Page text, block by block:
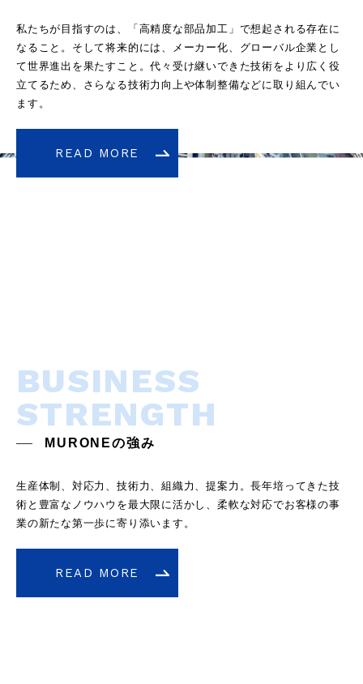
私たちが目指すのは、「高精度な部品加工」で想起される存在に
なること。そして将来的には、メーカー化、グローバル企業とし
て世界進出を果たすこと。代々受け継いできた技術をより広く役
立てるため、さらなる技術力向上や体制整備などに取り組んでい
ます。
READ MORE
BUSINESS
STRENGTH
MURONEの強み
生産体制、対応力、技術力、組織力、提案力。長年培ってきた技
術と豊富なノウハウを最大限に活かし、柔軟な対応でお客様の事
業の新たな第一歩に寄り添います。
READ MORE